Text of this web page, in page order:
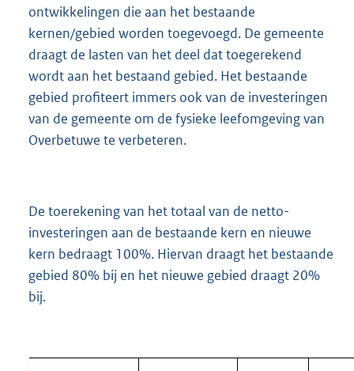
ontwikkelingen die aan het bestaande
kernen/gebied worden toegevoegd. De gemeente
draagt de lasten van het deel dat toegerekend
wordt aan het bestaand gebied. Het bestaande
gebied profiteert immers ook van de investeringen
van de gemeente om de fysieke leefomgeving van
Overbetuwe te verbeteren.
De toerekening van het totaal van de netto-
investeringen aan de bestaande kern en nieuwe
kern bedraagt 100%. Hiervan draagt het bestaande
gebied 80% bij en het nieuwe gebied draagt 20%
bij.